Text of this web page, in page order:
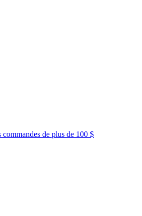
commandes de plus de 100 $